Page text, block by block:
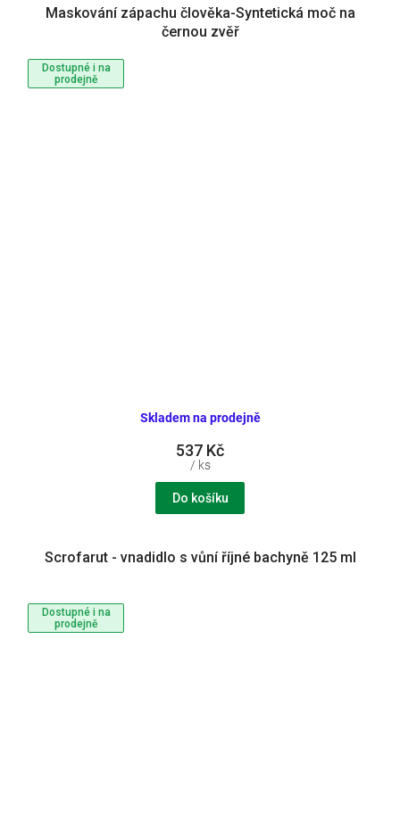
Dostupné i na
prodejně
Maskování zápachu člověka-Syntetická moč na
černou zvěř
Skladem na prodejně
537 Kč
/ ks
Do košíku
Dostupné i na
prodejně
Scrofarut - vnadidlo s vůní říjné bachyně 125 ml